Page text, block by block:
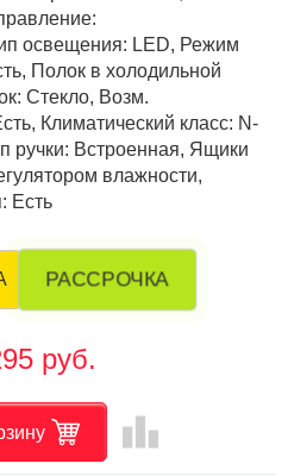
освещения: LED, Режим
Полок в холодильной
Стекло, Возм.
Климатический класс: N-
ручки: Встроенная, Ящики
влажности,
Есть
РАССРОЧКА
руб.
leaderboard